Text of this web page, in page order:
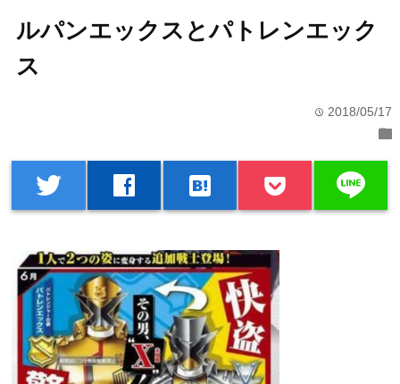
ルパンエックスとパトレンエック
ス
time 2018/05/17
folder
twitter facebook hatenabookmark line